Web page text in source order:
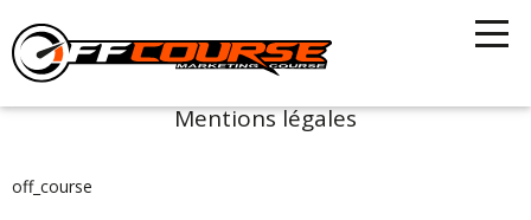
Mentions légales
off_course